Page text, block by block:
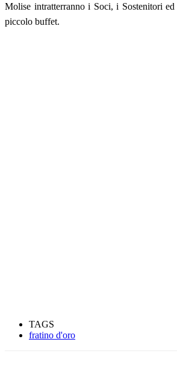
Molise intratterranno i Soci, i Sostenitori
piccolo buffet.
TAGS
fratino d'oro